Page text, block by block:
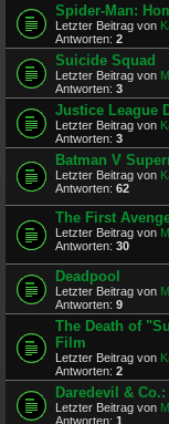
Spider-Man:
Letzter Beitrag von
Antworten: 2
Suicide Squad
Letzter Beitrag von
Antworten: 3
Justice League
Letzter Beitrag von
Antworten: 3
Batman V
Letzter Beitrag von
Antworten: 62
The First
Letzter Beitrag von
Antworten: 30
Deadpool
Letzter Beitrag von
Antworten: 9
The Death of
Film
Letzter Beitrag von
Antworten: 2
Daredevil &
Letzter Beitrag von
Antworten: 1